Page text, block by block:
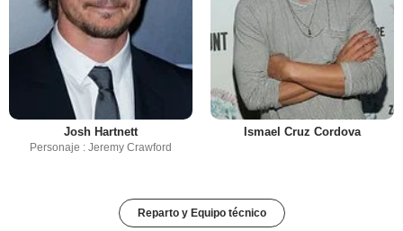
Josh Hartnett
Personaje : Jeremy Crawford
Ismael Cruz Cordova
Reparto y Equipo técnico